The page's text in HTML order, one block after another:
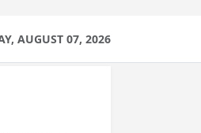
AUGUST 07, 2026